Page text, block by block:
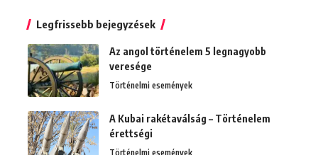
Legfrissebb bejegyzések
Az angol történelem 5 legnagyobb
veresége
Történelmi események
A Kubai rakétaválság – Történelem
érettségi
Történelmi események